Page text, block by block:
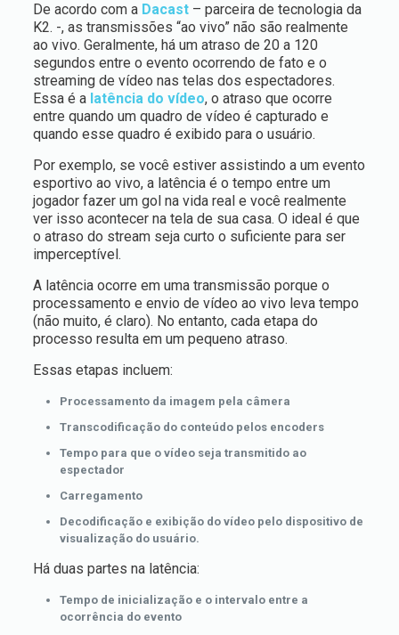
De acordo com a Dacast– parceira de tecnologia da
K2. -, as transmissões “ao vivo” não são realmente
ao vivo. Geralmente, há um atraso de 20 a 120
segundos entre o evento ocorrendo de fato e o
streaming de vídeo nas telas dos espectadores.
Essa é a latência do vídeo, o atraso que ocorre
entre quando um quadro de vídeo é capturado e
quando esse quadro é exibido para o usuário.
Por exemplo, se você estiver assistindo a um evento
esportivo ao vivo, a latência é o tempo entre um
jogador fazer um gol na vida real e você realmente
ver isso acontecer na tela de sua casa. O ideal é que
o atraso do stream seja curto o suficiente para ser
imperceptível.
A latência ocorre em uma transmissão porque o
processamento e envio de vídeo ao vivo leva tempo
(não muito, é claro). No entanto, cada etapa do
processo resulta em um pequeno atraso.
Essas etapas incluem:
Processamento da imagem pela câmera
Transcodificação do conteúdo pelos encoders
Tempo para que o vídeo seja transmitido ao
espectador
Carregamento
Decodificação e exibição do vídeo pelo dispositivo de
visualização do usuário.
Há duas partes na latência:
Tempo de inicialização e o intervalo entre a
ocorrência do evento